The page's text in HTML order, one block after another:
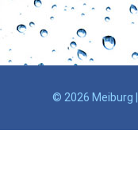
© 2026 Meiburg |